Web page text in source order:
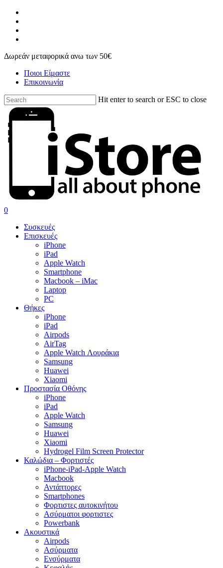
Skip
main
content
Δωρεάν μεταφορικά ανω των 50€
Ποιοι Είμαστε
Επικοινωνία
Hit enter to search or ESC to close
Close
Search
search
account
0
Συσκευές
Επισκευές
iPhone
iPad
Apple Watch
Smartphone
Macbook – iMac
Laptop
PC
Θήκες
iPhone
iPad
Airpods
AirTag
Apple Watch Λουράκια
Samsung
Huawei
Xiaomi
Προστασία Οθόνης
iPhone
iPad
Apple Watch
Samsung
Huawei
Xiaomi
Hydrogel Film Screen Protector
Καλώδια – Φορτιστές
iPhone-iPad-Apple Watch
Macbook
Αντάπτορες
Smartphones
Φορτιστες αυτοκινήτου
Ασύρματοι φορτιστες
Powerbank
Ακουστικά
Airpods
Ασύρματα
Ενσύρματα